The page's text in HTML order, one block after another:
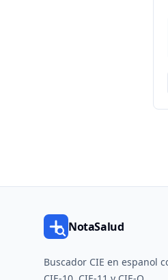
NotaSalud
Buscador CIE en espanol